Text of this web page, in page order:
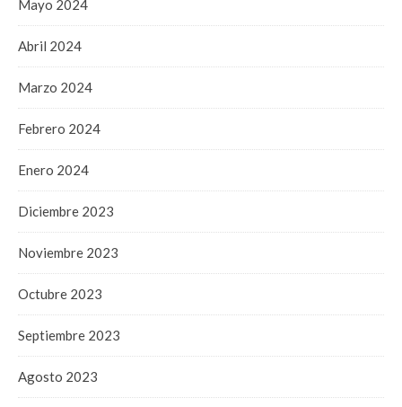
Mayo 2024
Abril 2024
Marzo 2024
Febrero 2024
Enero 2024
Diciembre 2023
Noviembre 2023
Octubre 2023
Septiembre 2023
Agosto 2023